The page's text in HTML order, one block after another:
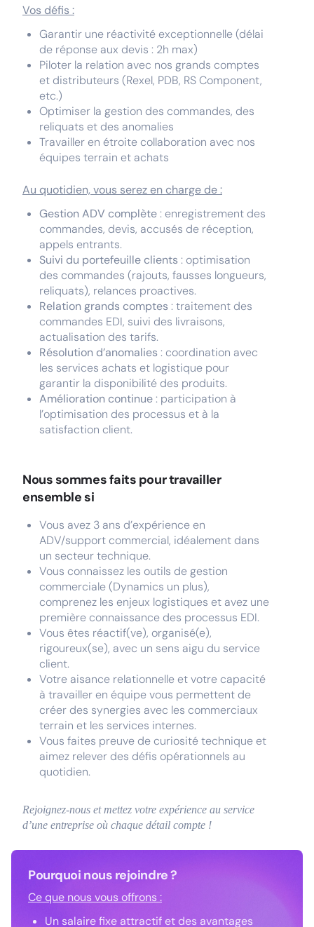
Vos défis :
Garantir une réactivité exceptionnelle (délai
de réponse aux devis : 2h max)
Piloter la relation avec nos grands comptes
et distributeurs (Rexel, PDB, RS Component,
etc.)
Optimiser la gestion des commandes, des
reliquats et des anomalies
Travailler en étroite collaboration avec nos
équipes terrain et achats
Au quotidien, vous serez en charge de :
Gestion ADV complète: enregistrement des
commandes, devis, accusés de réception,
appels entrants.
Suivi du portefeuille clients : optimisation
des commandes (rajouts, fausses longueurs,
reliquats), relances proactives.
Relation grands comptes : traitement des
commandes EDI, suivi des livraisons,
actualisation des tarifs.
Résolution d’anomalies : coordination avec
les services achats et logistique pour
garantir la disponibilité des produits.
Amélioration continue: participation à
l’optimisation des processus et à la
satisfaction client.
Nous sommes faits pour travailler
ensemble si
Vous avez 3 ans d’expérience en
ADV/support commercial, idéalement dans
un secteur technique.
Vous connaissez les outils de gestion
commerciale (Dynamics un plus),
comprenez les enjeux logistiques et avez une
première connaissance des processus EDI.
Vous êtes réactif(ve), organisé(e),
rigoureux(se), avec un sens aigu du service
client.
Votre aisance relationnelle et votre capacité
à travailler en équipe vous permettent de
créer des synergies avec les commerciaux
terrain et les services internes.
Vous faites preuve de curiosité technique et
aimez relever des défis opérationnels au
quotidien.
Rejoignez-nous et mettez votre expérience au service
d’une entreprise où chaque détail compte !
Pourquoi nous rejoindre ?
Ce que nous vous offrons :
Un salaire fixe attractif et des avantages